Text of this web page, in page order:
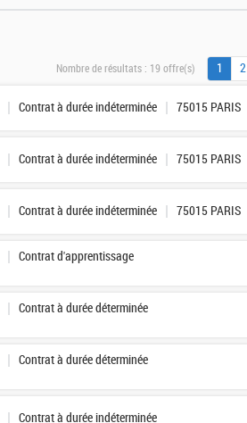
Nombre de résultats : 19 offre(s) 1 2
Contrat à durée indéterminée 75015 PARIS
Contrat à durée indéterminée 75015 PARIS
Contrat à durée indéterminée 75015 PARIS
Contrat d'apprentissage
Contrat à durée déterminée
Contrat à durée déterminée
Contrat à durée indéterminée